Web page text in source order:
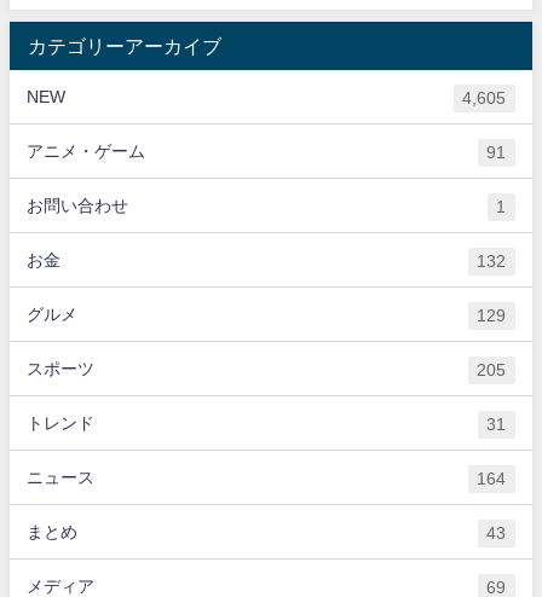
カテゴリーアーカイブ
NEW 4,605
アニメ・ゲーム 91
お問い合わせ 1
お金 132
グルメ 129
スポーツ 205
トレンド 31
ニュース 164
まとめ 43
メディア 69